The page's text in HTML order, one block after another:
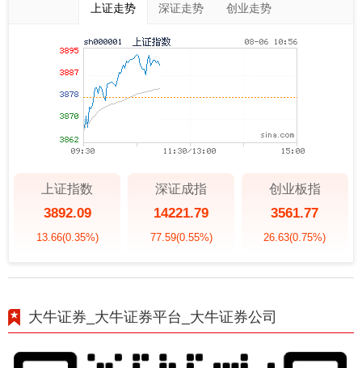
上证走势 深证走势 创业走势
上证指数
3892.09
13.66(0.35%)
深证成指
14221.79
77.59(0.55%)
创业板指
3561.77
26.63(0.75%)
大牛证券_大牛证券平台_大牛证券公司